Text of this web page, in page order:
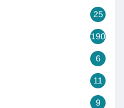
25
190
6
11
9